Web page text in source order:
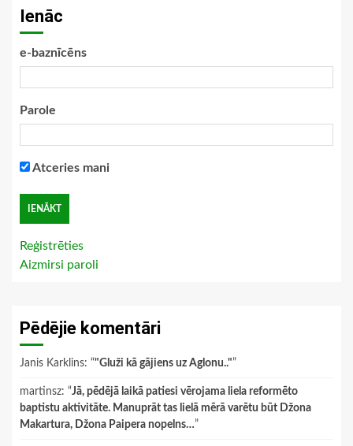
Ienāc
e-baznīcēns
Parole
Atceries mani
Reģistrēties
Aizmirsi paroli
Pēdējie komentāri
Janis Karklins: “"Gluži kā gājiens uz Aglonu.."”
martinsz: “Jā, pēdējā laikā patiesi vērojama liela reformēto
baptistu aktivitāte. Manuprāt tas lielā mērā varētu būt Džona
Makartura, Džona Paipera nopelns…”